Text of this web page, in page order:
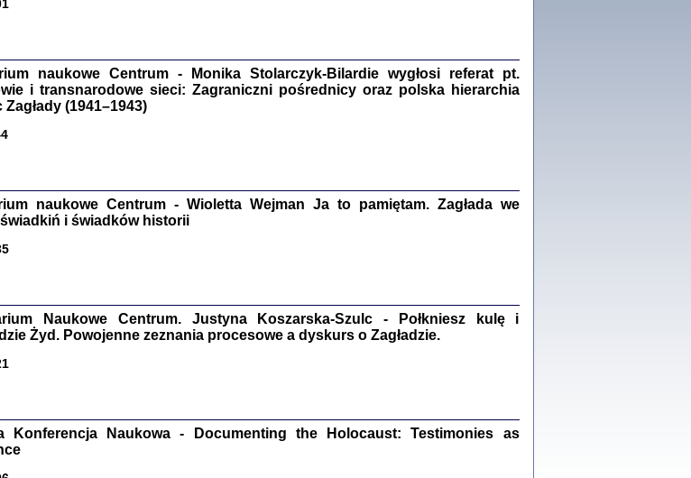
Warszawa 2022
Wagner Rózia
oprac. Aleksandra Bańkowska
Kalman Rotgeber
oprac. Aleksandra Bańkowska, wstęp Jacek Leociak
Warszawa 2021
Zagłada Żydów.
Studia i Materiały
naukowe Centrum - Monika Stolarczyk-Bilardie wygłosi referat pt.
i transnarodowe sieci: Zagraniczni pośrednicy oraz polska hierarchia
(1941–1943)
naukowe Centrum - Wioletta Wejman Ja to pamiętam. Zagłada we
i świadków historii
Naukowe Centrum. Justyna Koszarska-Szulc - Połkniesz kulę i
Żyd. Powojenne zeznania procesowe a dyskurs o Zagładzie.
Konferencja Naukowa - Documenting the Holocaust: Testimonies as